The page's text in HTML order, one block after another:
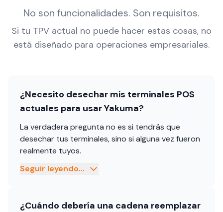
No son funcionalidades. Son requisitos.
Si tu TPV actual no puede hacer estas cosas, no
está diseñado para operaciones empresariales.
¿Necesito desechar mis terminales POS
actuales para usar Yakuma?
La verdadera pregunta no es si tendrás que
desechar tus terminales, sino si alguna vez fueron
realmente tuyos.
Seguir leyendo...
¿Cuándo debería una cadena reemplazar